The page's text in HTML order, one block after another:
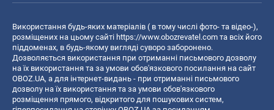
Використання будь-яких матеріалів ( в тому числі фото- та відео-),
розміщених на цьому сайті https://www.obozrevatel.com та всіх його
піддоменах, в будь-якому вигляді суворо заборонено.
Дозволяється використання при отриманні письмового дозволу
на їх використання та за умови обов'язкового посилання на сайт
OBOZ.UA, а для інтернет-видань - при отриманні письмового
дозволу на їх використання та за умови обов'язкового
розміщення прямого, відкритого для пошукових систем,